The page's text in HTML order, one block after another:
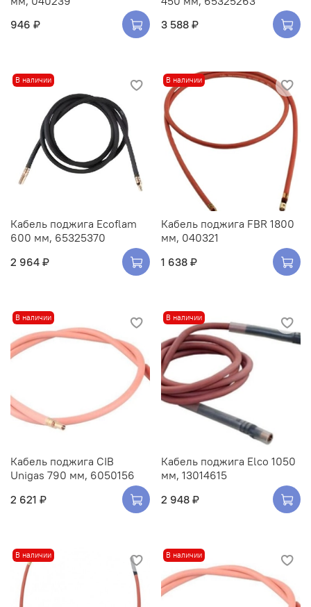
946 ₽
3 588 ₽
В наличии
Кабель поджига Ecoflam
600 мм, 65325370
2 964 ₽
В наличии
Кабель поджига FBR 1800
мм, 040321
1 638 ₽
В наличии
Кабель поджига CIB
Unigas 790 мм, 6050156
2 621 ₽
В наличии
Кабель поджига Elco 1050
мм, 13014615
2 948 ₽
В наличии В наличии